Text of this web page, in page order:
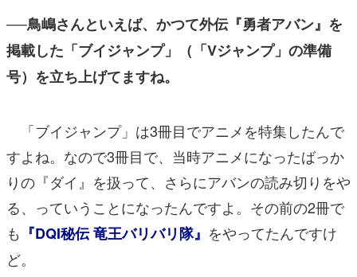
──鳥嶋さんといえば、かつて外伝『勇者アバン』を
掲載した「ブイジャンプ」（「Vジャンプ」の準備
号）を立ち上げてますね。
「ブイジャンプ」は3冊目でアニメを特集したんで
すよね。なので3冊目で、当時アニメになったばっか
りの『ダイ』を扱って、さらにアバンの読み切りをや
る、っていうことになったんですよ。その前の2冊で
も 『DQI秘伝 竜王バリバリ隊』 をやってたんですけ
ど。